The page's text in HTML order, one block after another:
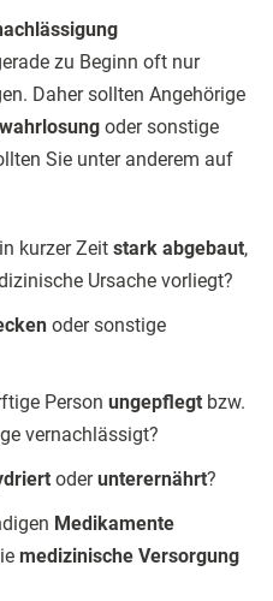
zu Beginn oft nur
Daher sollten Angehörige
oder sonstige
Sie unter anderem auf
kurzer Zeit stark abgebaut,
Ursache vorliegt?
oder sonstige
Person ungepflegt bzw.
vernachlässigt?
oderunterernährt?
Medikamente
medizinische Versorgung